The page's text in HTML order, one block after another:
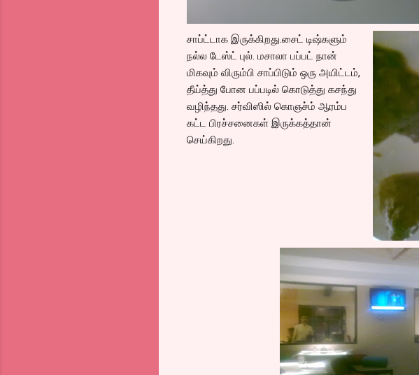
சாப்ட்டாக இருக்கிறது.சைட் டிஷ்களும்
நல்ல டேஸ்ட் புல். மசாலா பப்பட் நான்
மிகவும் விரும்பி சாப்பிடும் ஒரு அயிட்டம்,
தீய்த்து போன பப்படில் கொடுத்து கசந்து
வழிந்தது. சர்விஸில் கொஞச்ம் ஆரம்ப
கட்ட பிரச்சனைகள் இருக்கத்தான்
செய்கிறது.